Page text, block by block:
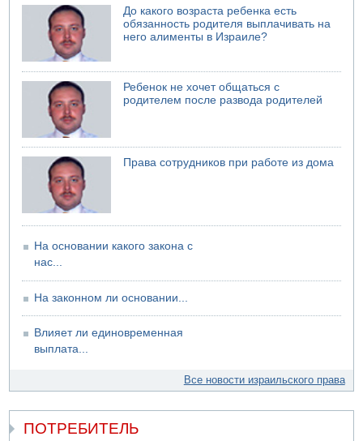
07.08.2026 06:24
Саудовская Аравия сообщает о нападении хуситов
06.08.2026 13:43
И еще иранские агенты
06.08.2026 13:13
Арестованы двое подозреваемых в стрельбе по
электрической компании
Возле Кирьят-Арбы пожар на местности
06.08.2026 12:06
США не будут давить на Израиль в вопросе Ливана
06.08.2026 11:41
Трое подростков ограбили сексшоп в Холоне
До какого возраста ребенка есть
обязанность родителя выплачивать на
него алименты в Израиле?
Ребенок не хочет общаться с
родителем после развода родителей
Права сотрудников при работе из дома
На основании какого закона с
нас...
На законном ли основании...
Влияет ли единовременная
выплата...
Все новости израильского права
ПОТРЕБИТЕЛЬ